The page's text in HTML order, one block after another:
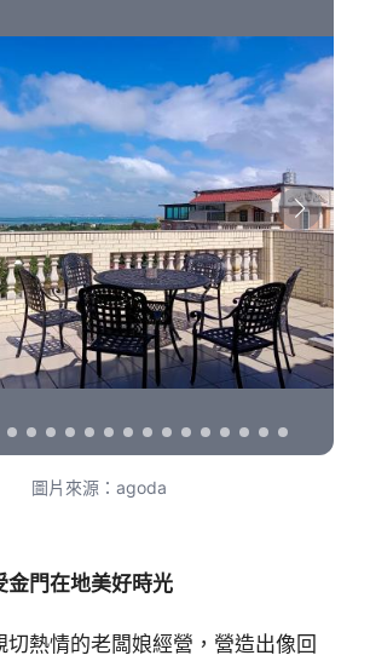
圖片來源：agoda
金門在地美好時光
切熱情的老闆娘經營，營造出像回